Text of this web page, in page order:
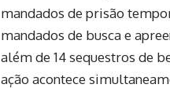
mandados de prisão
mandados de busca e
além de 14 sequestros de
ação acontece